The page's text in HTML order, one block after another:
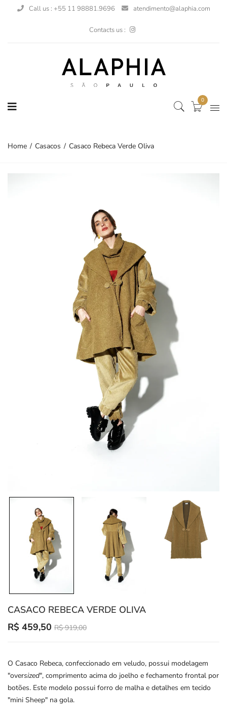
Call us : +55 11 98881.9696 atendimento@alaphia.com
Contacts us :
0
Home Casacos Casaco Rebeca Verde Oliva
CASACO REBECA VERDE OLIVA
Translation
R$ 459,50 R$ 919,00
O Casaco Rebeca, confeccionado em veludo, possui modelagem
"oversized", comprimento acima do joelho e fechamento frontal por
botões. Este modelo possui forro de malha e detalhes em tecido
"mini Sheep" na gola.